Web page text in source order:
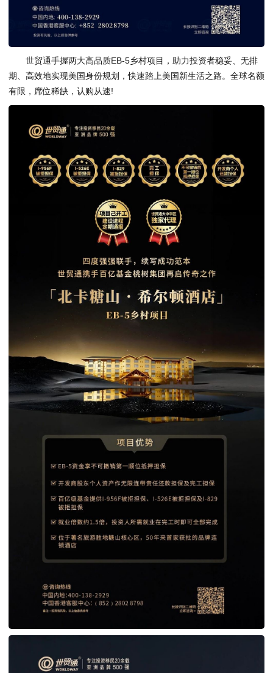
世贸通手握两大高品质EB-5乡村项目，助力投资者稳妥、无排
期、高效地实现美国身份规划，快速踏上美国新生活之路。全球名额
有限，席位稀缺，认购从速!